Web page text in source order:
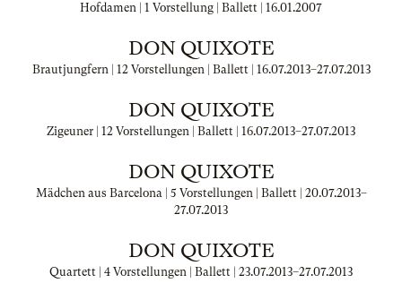
Hofdamen | 1 Vorstellung | Ballett | 16.01.2007
DON QUIXOTE
Brautjungfern | 12 Vorstellungen | Ballett | 16.07.2013–27.07.2013
DON QUIXOTE
Zigeuner | 12 Vorstellungen | Ballett | 16.07.2013–27.07.2013
DON QUIXOTE
Mädchen aus Barcelona | 5 Vorstellungen | Ballett | 20.07.2013–
27.07.2013
DON QUIXOTE
Quartett | 4 Vorstellungen | Ballett | 23.07.2013–27.07.2013